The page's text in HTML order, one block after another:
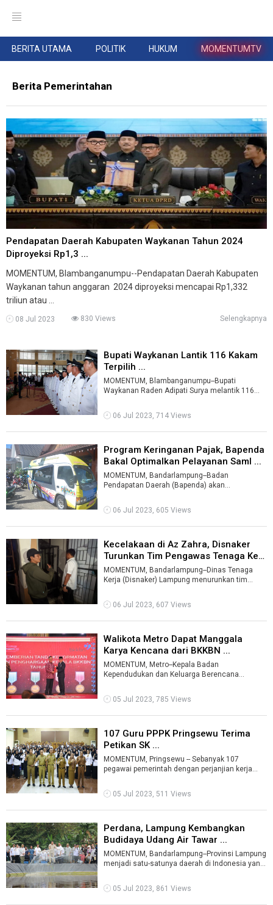
BERITA UTAMA POLITIK HUKUM MOMENTUMTV
Berita Pemerintahan
Pendapatan Daerah Kabupaten Waykanan Tahun 2024
Diproyeksi Rp1,3 ...
MOMENTUM, Blambanganumpu--Pendapatan Daerah Kabupaten
Waykanan tahun anggaran 2024 diproyeksi mencapai Rp1,332
triliun atau ...
08 Jul 2023 830 Views Selengkapnya
Bupati Waykanan Lantik 116 Kakam
Terpilih ...
MOMENTUM, Blambanganumpu--Bupati
Waykanan Raden Adipati Surya melantik 116
pemili ...
06 Jul 2023, 714 Views
Program Keringanan Pajak, Bapenda
Bakal Optimalkan Pelayanan Saml ...
MOMENTUM, Bandarlampung--Badan
Pendapatan Daerah (Bapenda) akan
Keliling (Samling).Ke ...
06 Jul 2023, 605 Views
Kecelakaan di Az Zahra, Disnaker
Turunkan Tim Pengawas Tenaga Ker
...
MOMENTUM, Bandarlampung--Dinas Tenaga
Kerja (Disnaker) Lampung menurunkan tim
ditug ...
06 Jul 2023, 607 Views
Walikota Metro Dapat Manggala
Karya Kencana dari BKKBN ...
MOMENTUM, Metro--Kepala Badan
Kependudukan dan Keluarga Berencana
Wardoyo, memberi ...
05 Jul 2023, 785 Views
107 Guru PPPK Pringsewu Terima
Petikan SK ...
MOMENTUM, Pringsewu -- Sebanyak 107
pegawai pemerintah dengan perjanjian kerja
...
05 Jul 2023, 511 Views
Perdana, Lampung Kembangkan
Budidaya Udang Air Tawar ...
MOMENTUM, Bandarlampung--Provinsi Lampung
menjadi satu-satunya daerah di Indonesia yang
05 Jul 2023, 861 Views